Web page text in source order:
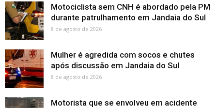
Motociclista sem CNH é abordado pela PM
durante patrulhamento em Jandaia do Sul
8 de agosto de 2026
Mulher é agredida com socos e chutes
após discussão em Jandaia do Sul
8 de agosto de 2026
Motorista que se envolveu em acidente